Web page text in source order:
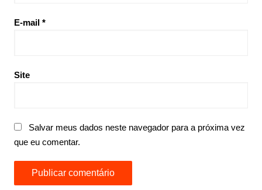
E-mail *
Site
Salvar meus dados neste navegador para a próxima vez
que eu comentar.